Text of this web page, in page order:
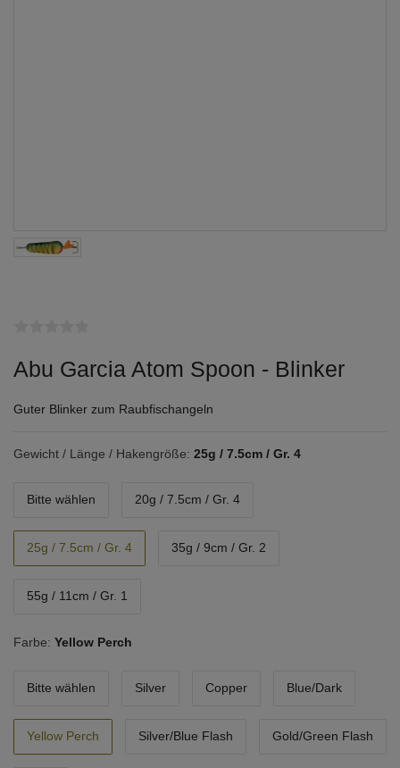
Abu Garcia Atom Spoon - Blinker
Guter Blinker zum Raubfischangeln
Gewicht / Länge / Hakengröße: 25g / 7.5cm / Gr. 4
Bitte wählen 20g / 7.5cm / Gr. 4
25g / 7.5cm / Gr. 4 35g / 9cm / Gr. 2
55g / 11cm / Gr. 1
Farbe: Yellow Perch
Bitte wählen Silver Copper Blue/Dark
Yellow Perch Silver/Blue Flash Gold/Green Flash